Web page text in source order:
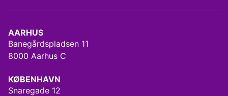
AARHUS
Banegårdspladsen 11
8000 Aarhus C
KØBENHAVN
Snaregade 12